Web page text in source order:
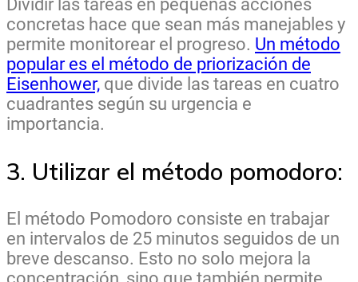
Dividir las tareas en pequeñas acciones
concretas hace que sean más manejables y
permite monitorear el progreso. Un método
popular es el método de priorización de
Eisenhower, que divide las tareas en cuatro
cuadrantes según su urgencia e
importancia.
3. Utilizar el método pomodoro:
El método Pomodoro consiste en trabajar
en intervalos de 25 minutos seguidos de un
breve descanso. Esto no solo mejora la
concentración, sino que también permite